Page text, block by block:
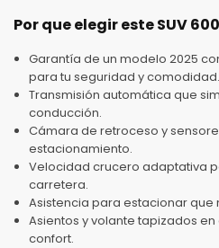
Por que elegir este SUV 600
Garantía de un modelo 2025
para tu seguridad y comodidad.
Transmisión automática que
conducción.
Cámara de retroceso y
estacionamiento.
Velocidad crucero adaptativa
carretera.
Asistencia para estacionar que
Asientos y volante tapizados
confort.